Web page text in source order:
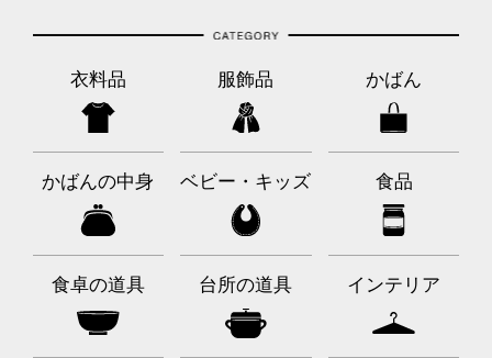
衣料品 服飾品 かばん
かばんの中身 ベビー・キッズ 食品
食卓の道具 台所の道具 インテリア